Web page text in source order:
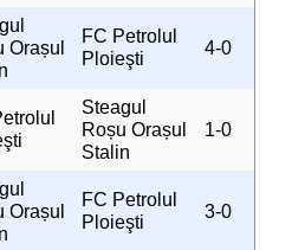
Orașul
FC Petrolul
Ploieşti
4-0
Steagul
Roșu Orașul
Stalin
1-0
Orașul
FC Petrolul
Ploieşti
3-0